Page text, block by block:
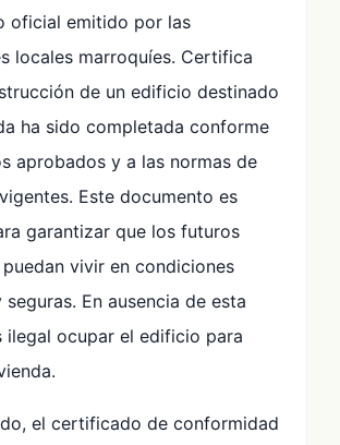
oficial emitido por las
locales marroquíes. Certifica
de un edificio destinado
ha sido completada conforme
aprobados y a las normas de
Este documento es
garantizar que los futuros
vivir en condiciones
En ausencia de esta
ilegal ocupar el edificio para
el certificado de conformidad